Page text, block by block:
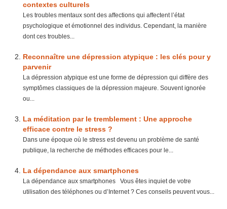
contextes culturels
Les troubles mentaux sont des affections qui affectent l’état
psychologique et émotionnel des individus. Cependant, la manière
dont ces troubles...
Reconnaître une dépression atypique : les clés pour y
parvenir
La dépression atypique est une forme de dépression qui diffère des
symptômes classiques de la dépression majeure. Souvent ignorée
ou...
La méditation par le tremblement : Une approche
efficace contre le stress ?
Dans une époque où le stress est devenu un problème de santé
publique, la recherche de méthodes efficaces pour le...
La dépendance aux smartphones
La dépendance aux smartphones Vous êtes inquiet de votre
utilisation des téléphones ou d’Internet ? Ces conseils peuvent vous...